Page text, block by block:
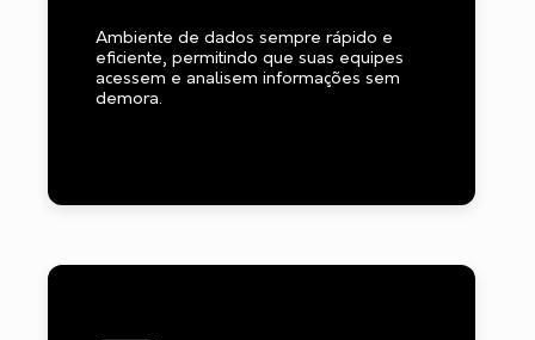
Ambiente de dados sempre rápido e
eficiente, permitindo que suas equipes
acessem e analisem informações sem
demora.